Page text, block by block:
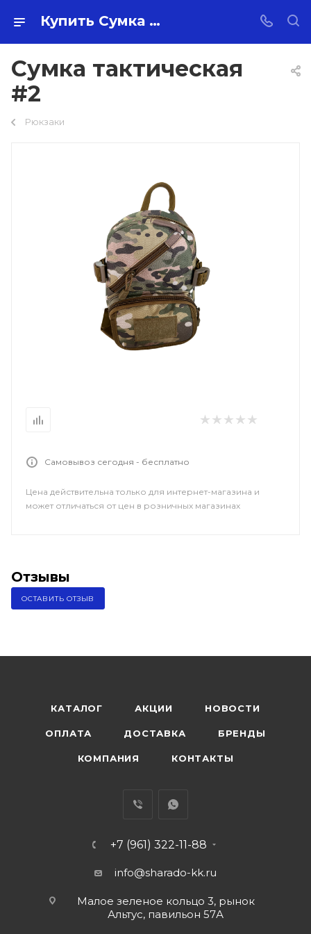
Купить Сумка тактическая #2 оптом по самой низкой цене 350 ₽ с доставкой по России
Сумка тактическая
#2
Рюкзаки
Самовывоз сегодня - бесплатно
Цена действительна только для интернет-магазина и
может отличаться от цен в розничных магазинах
Отзывы
ОСТАВИТЬ ОТЗЫВ
КАТАЛОГ АКЦИИ НОВОСТИ
ОПЛАТА ДОСТАВКА БРЕНДЫ
КОМПАНИЯ КОНТАКТЫ
+7 (961) 322-11-88
info@sharado-kk.ru
Малое зеленое кольцо 3, рынок
Альтус, павильон 57А